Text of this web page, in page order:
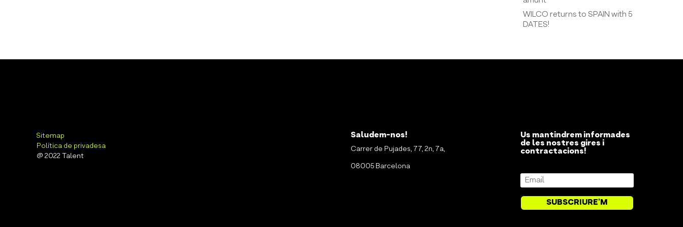
WILCO returns to SPAIN with 5
DATES!
Sitemap
Política de privadesa
@ 2022 Talent
Saludem-nos!
Carrer de Pujades, 77, 2n, 7a,
08005 Barcelona
Us mantindrem informades
de les nostres gires i
contractacions!
SUBSCRIURE'M